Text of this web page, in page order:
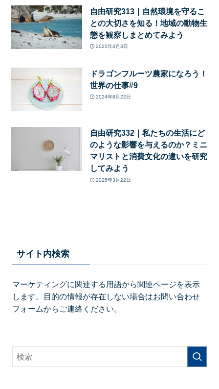
自由研究313｜自然環境を守るこ
との大切さを知る！地域の動物生
態を観察しまとめてみよう
2025年3月3日
ドラゴンフルーツ農家になろう！
世界の仕事#9
2024年8月22日
自由研究332｜私たちの生活にど
のような影響を与えるのか？ミニ
マリストと消費文化の違いを研究
してみよう
2025年3月22日
サイト内検索
マーケティングに関連する用語から関連ページを表示
します。目的の情報が存在しない場合はお問い合わせ
フォームからご連絡ください。